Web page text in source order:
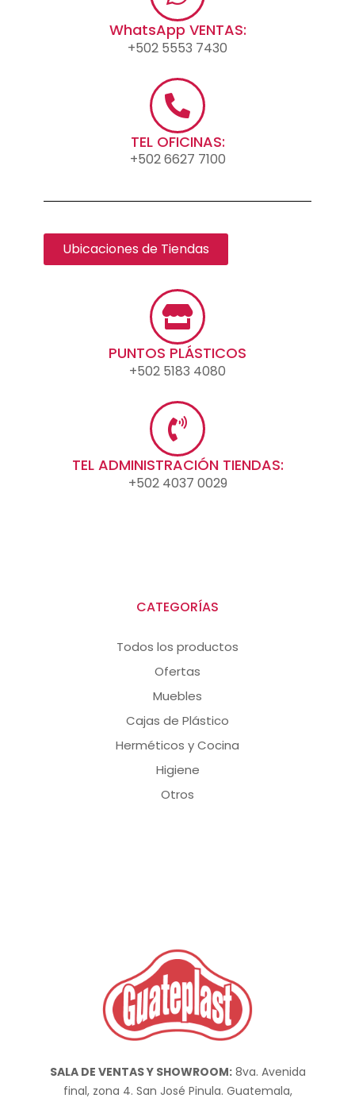
WhatsApp VENTAS:
+502 5553 7430
TEL OFICINAS:
+502 6627 7100
Ubicaciones de Tiendas
PUNTOS PLÁSTICOS
+502 5183 4080
TEL ADMINISTRACIÓN TIENDAS:
+502 4037 0029
CATEGORÍAS
Todos los productos
Ofertas
Muebles
Cajas de Plástico
Herméticos y Cocina
Higiene
Otros
SALA DE VENTAS Y SHOWROOM:8va. Avenida
final, zona 4. San José Pinula. Guatemala,